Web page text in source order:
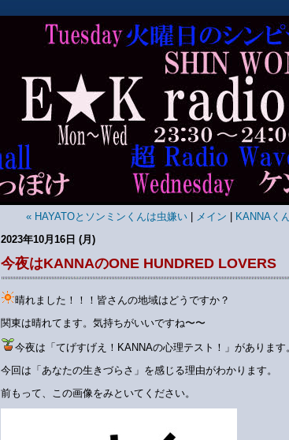
« HAYATOとソンミンくんは虫嫌い| メイン
KANNAく
2023年10月16日 (月)
今夜はKANNAのONE HUNDRED LOVERS
晴れました！！！皆さんの地域はどうですか？
関東は晴れてます。気持ちがいいですね〜〜
今夜は「てげすげえ！KANNAの心理テスト！」があります
今回は「あなたの生きづらさ」を感じる理由がわかります。
前もって、この画像をみといてください。